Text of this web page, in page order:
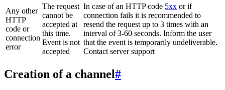
Any other
HTTP
code or
connection
error
The request
cannot be
accepted at
this time.
Event is not
accepted
In case of an HTTP code 5xx or if
connection fails it is recommended to
resend the request up to 3 times with an
interval of 3-60 seconds. Inform the user
that the event is temporarily undeliverable.
Contact server support
Creation of a channel#